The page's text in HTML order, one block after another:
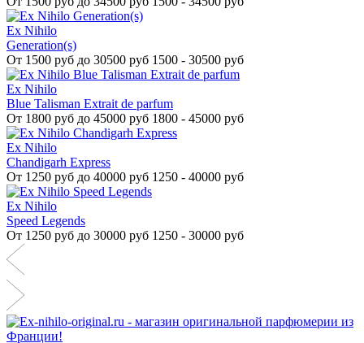
Ex Nihilo
Generation(s)
От 1500 руб до 30500 руб 1500 - 30500 руб
Ex Nihilo
Blue Talisman Extrait de parfum
От 1800 руб до 45000 руб 1800 - 45000 руб
Ex Nihilo
Chandigarh Express
От 1250 руб до 40000 руб 1250 - 40000 руб
Ex Nihilo
Speed Legends
От 1250 руб до 30000 руб 1250 - 30000 руб